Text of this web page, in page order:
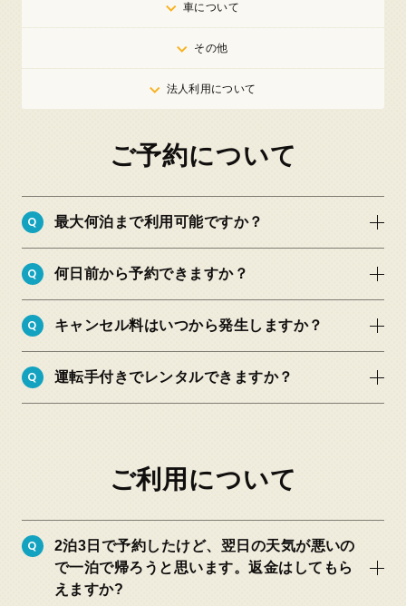
車について
その他
法人利用について
ご予約について
Q 最大何泊まで利用可能ですか？
Q 何日前から予約できますか？
Q キャンセル料はいつから発生しますか？
「キャンセル料について」
Q 運転手付きでレンタルできますか？
ご利用について
Q
2泊3日で予約したけど、翌日の天気が悪いの
で一泊で帰ろうと思います。返金はしてもら
えますか?